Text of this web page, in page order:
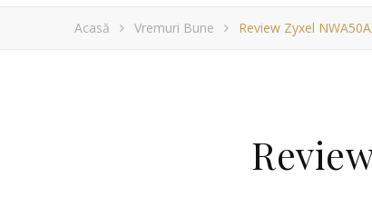
Acasă Vremuri Bune Review Zyxel